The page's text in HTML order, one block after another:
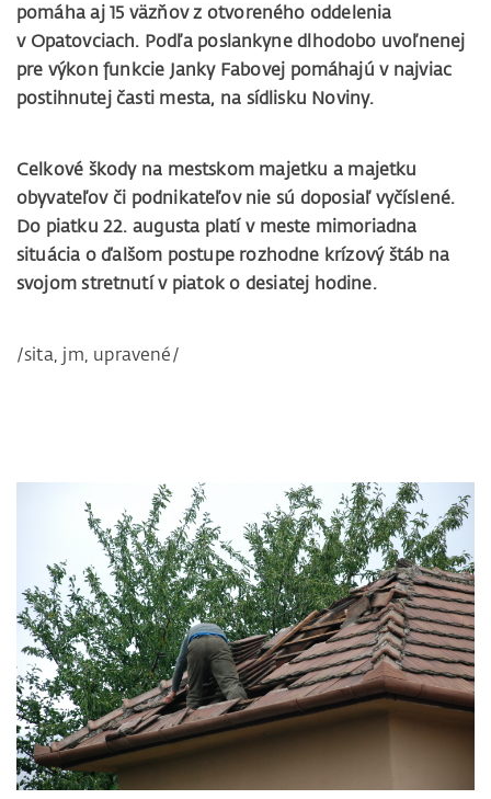
pomáha aj 15 väzňov z otvoreného oddelenia
v Opatovciach. Podľa poslankyne dlhodobo uvoľnenej
pre výkon funkcie Janky Fabovej pomáhajú v najviac
postihnutej časti mesta, na sídlisku Noviny.
Celkové škody na mestskom majetku a majetku
obyvateľov či podnikateľov nie sú doposiaľ vyčíslené.
Do piatku 22. augusta platí v meste mimoriadna
situácia o ďalšom postupe rozhodne krízový štáb na
svojom stretnutí v piatok o desiatej hodine.
/sita, jm, upravené/